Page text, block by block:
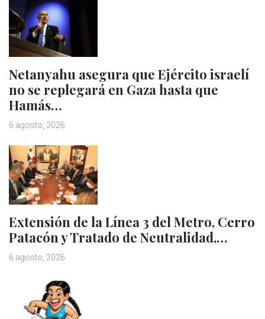
Netanyahu asegura que Ejército israelí
no se replegará en Gaza hasta que
Hamás…
6 agosto, 2026
Extensión de la Línea 3 del Metro, Cerro
Patacón y Tratado de Neutralidad,…
6 agosto, 2026